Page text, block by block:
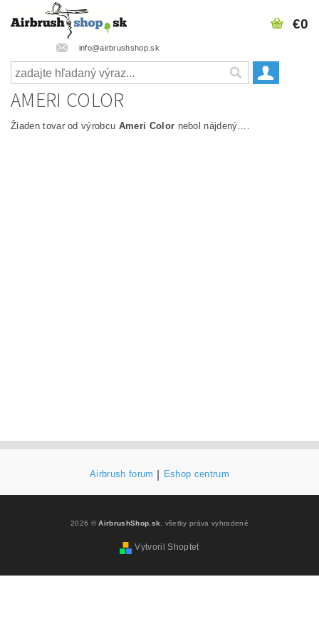
info@airbrushshop.sk
€0
AMERI COLOR
Žiaden tovar od výrobcu Ameri Color nebol nájdený....
Airbrush forum Eshop centrum
2026 ©AirbrushShop.sk , všetky práva vyhradené
Vytvoril Shoptet